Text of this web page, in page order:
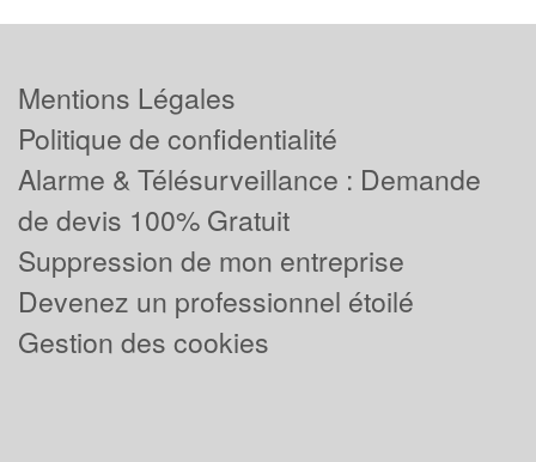
Mentions Légales
Politique de confidentialité
Alarme & Télésurveillance : Demande
de devis 100% Gratuit
Suppression de mon entreprise
Devenez un professionnel étoilé
Gestion des cookies